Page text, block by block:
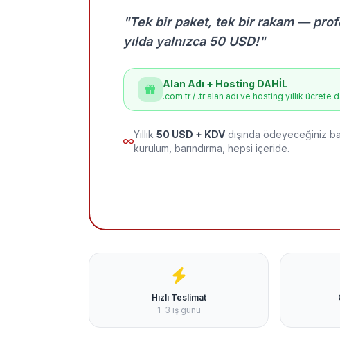
"Tek bir paket, tek bir rakam —
yılda yalnızca 50 USD!"
Alan Adı + Hosting DAHİL
.com.tr / .tr alan adı ve hosting yıllık ücrete
Yıllık 50 USD + KDV dışında ödeyeceğiniz
kurulum, barındırma, hepsi içeride.
Hızlı Teslimat
1-3 iş günü